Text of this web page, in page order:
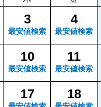
3
最安値検索
4
最安値検索
10
最安値検索
11
最安値検索
17 18